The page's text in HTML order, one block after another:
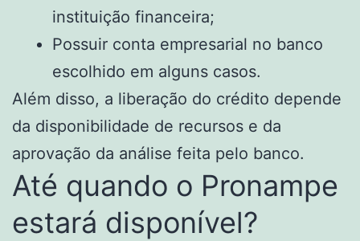
instituição financeira;
Possuir conta empresarial no banco
escolhido em alguns casos.
Além disso, a liberação do crédito depende
da disponibilidade de recursos e da
aprovação da análise feita pelo banco.
Até quando o Pronampe
estará disponível?